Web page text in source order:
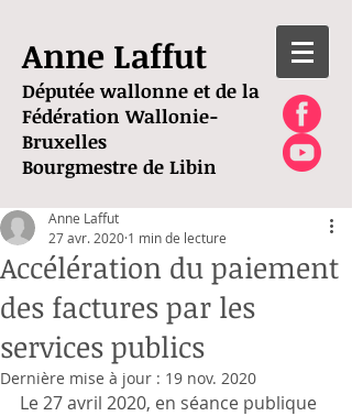
Anne Laffut
Députée wallonne et de la
Fédération Wallonie-
Bruxelles
Bourgmestre de Libin
Accélération du paiement
des factures par les
services publics
Anne Laffut
27 avr. 2020 1 min de lecture
Dernière mise à jour : 19 nov. 2020
Le 27 avril 2020, en séance publique